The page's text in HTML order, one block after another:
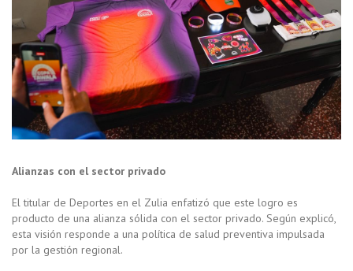
Alianzas con el sector privado
El titular de Deportes en el Zulia enfatizó que este logro es
producto de una alianza sólida con el sector privado. Según explicó,
esta visión responde a una política de salud preventiva impulsada
por la gestión regional.